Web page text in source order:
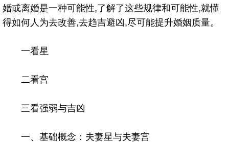
婚或离婚是一种可能性,了解了这些规律和可能性,就懂
得如何人为去改善,去趋吉避凶,尽可能提升婚姻质量。
一看星
二看宫
三看强弱与吉凶
一、基础概念：夫妻星与夫妻宫